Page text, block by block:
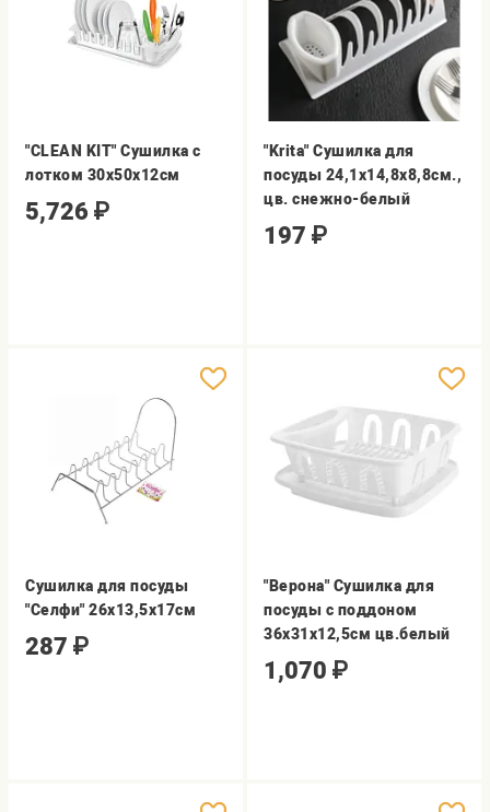
"CLEAN KIT" Сушилка с
лотком 30х50х12см
5,726 ₽
"Krita" Сушилка для
посуды 24,1х14,8х8,8см.,
цв. снежно-белый
197 ₽
Сушилка для посуды
"Селфи" 26х13,5х17см
287 ₽
"Верона" Сушилка для
посуды с поддоном
36х31х12,5см цв.белый
1,070 ₽